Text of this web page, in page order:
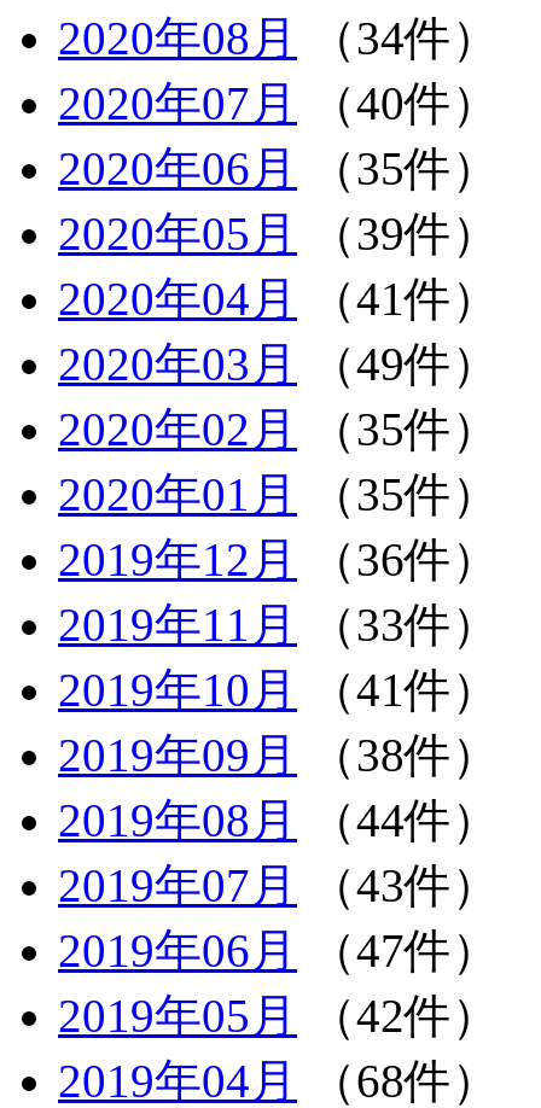
2020年08月
（34件）
2020年07月
（40件）
2020年06月
（35件）
2020年05月
（39件）
2020年04月
（41件）
2020年03月
（49件）
2020年02月
（35件）
2020年01月
（35件）
2019年12月
（36件）
2019年11月
（33件）
2019年10月
（41件）
2019年09月
（38件）
2019年08月
（44件）
2019年07月
（43件）
2019年06月
（47件）
2019年05月
（42件）
2019年04月
（68件）